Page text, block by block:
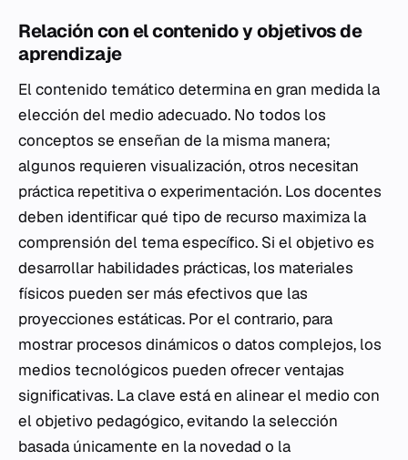
Relación con el contenido y objetivos de
aprendizaje
El contenido temático determina en gran medida la
elección del medio adecuado. No todos los
conceptos se enseñan de la misma manera;
algunos requieren visualización, otros necesitan
práctica repetitiva o experimentación. Los docentes
deben identificar qué tipo de recurso maximiza la
comprensión del tema específico. Si el objetivo es
desarrollar habilidades prácticas, los materiales
físicos pueden ser más efectivos que las
proyecciones estáticas. Por el contrario, para
mostrar procesos dinámicos o datos complejos, los
medios tecnológicos pueden ofrecer ventajas
significativas. La clave está en alinear el medio con
el objetivo pedagógico, evitando la selección
basada únicamente en la novedad o la